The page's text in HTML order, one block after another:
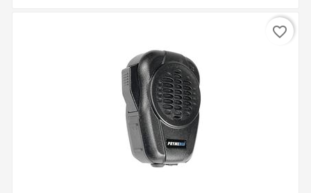
favorite_border